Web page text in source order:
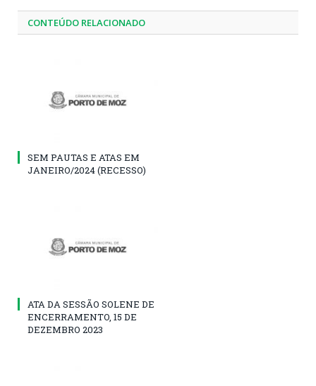
CONTEÚDO RELACIONADO
SEM PAUTAS E ATAS EM
JANEIRO/2024 (RECESSO)
ATA DA SESSÃO SOLENE DE
ENCERRAMENTO, 15 DE
DEZEMBRO 2023